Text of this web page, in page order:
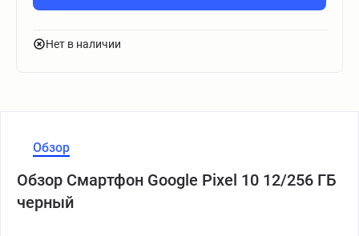
Нет в наличии
Обзор
Обзор Смартфон Google Pixel 10 12/256 ГБ
черный